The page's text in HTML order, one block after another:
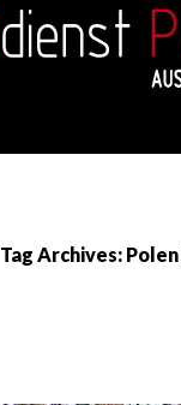
Tag Archives: